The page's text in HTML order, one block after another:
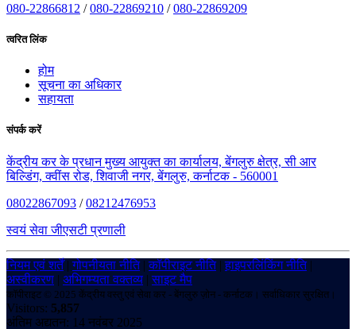
080-22866812 /080-22869210 /080-22869209
त्वरित लिंक
होम
सूचना का अधिकार
सहायता
संपर्क करें
केंद्रीय कर के प्रधान मुख्य आयुक्त का कार्यालय, बेंगलुरु क्षेत्र, सी आर
बिल्डिंग, क्वींस रोड, शिवाजी नगर, बेंगलुरु, कर्नाटक - 560001
08022867093 /08212476953
स्वयं सेवा जीएसटी प्रणाली
नियम एवं शर्तें|गोपनीयता नीति|कॉपीराइट नीति|हाइपरलिंकिंग नीति|
अस्वीकरण | अभिगम्यता वक्तव्य |साइट मैप
कॉपीराइट © 2025 केंद्रीय वस्तु एवं सेवा कर - बेंगलुरु ज़ोन - कर्नाटक। सर्वाधिकार सुरक्षित।
Visitors: 5,857
अंतिम अद्यतन: 14 नवंबर 2025